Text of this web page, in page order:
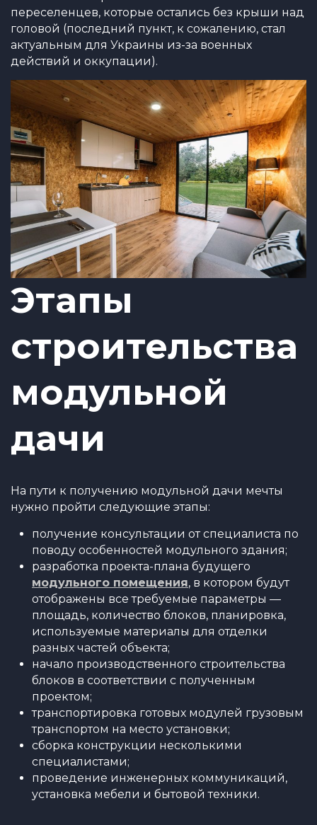
переселенцев, которые остались без крыши над
головой (последний пункт, к сожалению, стал
актуальным для Украины из-за военных
действий и оккупации).
Этапы
строительства
модульной
дачи
На пути к получению модульной дачи мечты
нужно пройти следующие этапы:
получение консультации от специалиста по
поводу особенностей модульного здания;
разработка проекта-плана будущего
модульного помещения, в котором будут
отображены все требуемые параметры —
площадь, количество блоков, планировка,
используемые материалы для отделки
разных частей объекта;
начало производственного строительства
блоков в соответствии с полученным
проектом;
транспортировка готовых модулей грузовым
транспортом на место установки;
сборка конструкции несколькими
специалистами;
проведение инженерных коммуникаций,
установка мебели и бытовой техники.